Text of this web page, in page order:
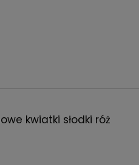
kwiatki słodki róż